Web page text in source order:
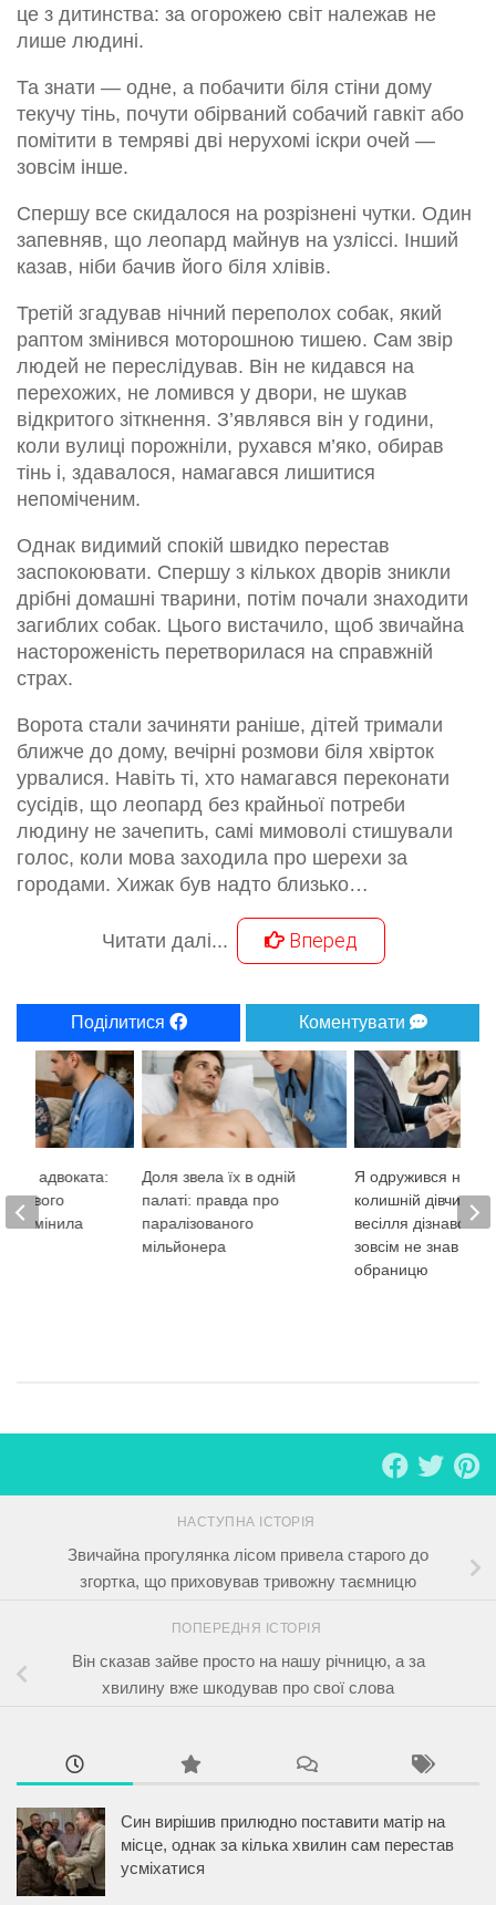
це з дитинства: за огорожею світ належав не
лише людині.
Та знати — одне, а побачити біля стіни дому
текучу тінь, почути обірваний собачий гавкіт або
помітити в темряві дві нерухомі іскри очей —
зовсім інше.
Спершу все скидалося на розрізнені чутки. Один
запевняв, що леопард майнув на узліссі. Інший
казав, ніби бачив його біля хлівів.
Третій згадував нічний переполох собак, який
раптом змінився моторошною тишею. Сам звір
людей не переслідував. Він не кидався на
перехожих, не ломився у двори, не шукав
відкритого зіткнення. З’являвся він у години,
коли вулиці порожніли, рухався м’яко, обирав
тінь і, здавалося, намагався лишитися
непоміченим.
Однак видимий спокій швидко перестав
заспокоювати. Спершу з кількох дворів зникли
дрібні домашні тварини, потім почали знаходити
загиблих собак. Цього вистачило, щоб звичайна
настороженість перетворилася на справжній
страх.
Ворота стали зачиняти раніше, дітей тримали
ближче до дому, вечірні розмови біля хвірток
урвалися. Навіть ті, хто намагався переконати
сусідів, що леопард без крайньої потреби
людину не зачепить, самі мимоволі стишували
голос, коли мова заходила про шерехи за
городами. Хижак був надто близько…
Читати далі... Вперед
Поділитися Коментувати
Доля звела їх в одній
палаті: правда про
паралізованого
мільйонера
Я одружився назло
колишній дівчині, а
весілля дізнався,
зовсім не знав
обраницю
адвоката:
нового
змінила
НАСТУПНА ІСТОРІЯ
Звичайна прогулянка лісом привела старого до
згортка, що приховував тривожну таємницю
ПОПЕРЕДНЯ ІСТОРІЯ
Він сказав зайве просто на нашу річницю, а за
хвилину вже шкодував про свої слова
Син вирішив прилюдно поставити матір на
місце, однак за кілька хвилин сам перестав
усміхатися